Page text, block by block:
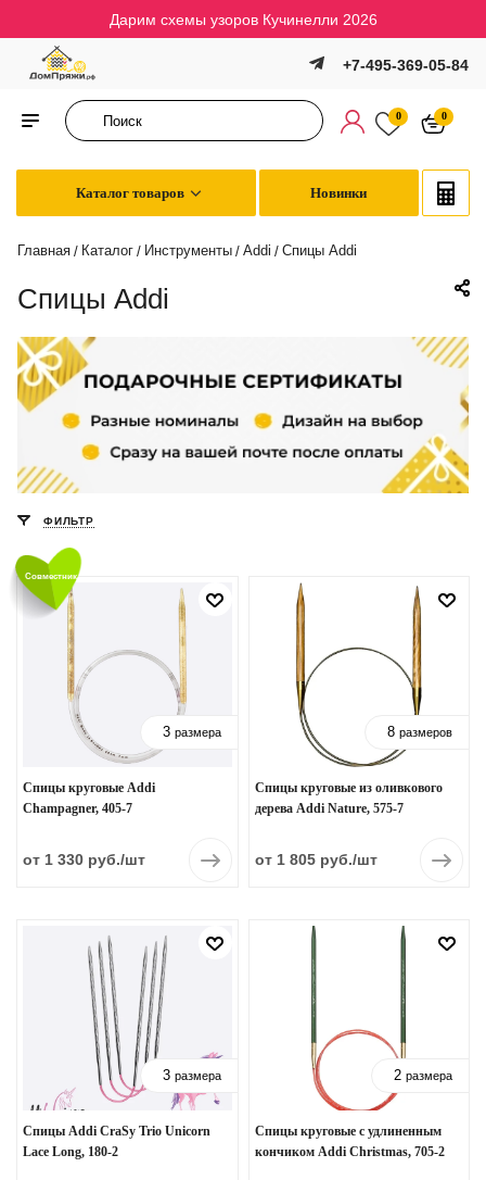
Дарим схемы узоров Кучинелли 2026
+7-495-369-05-84
0 0
Каталог товаров Новинки
Главная / Каталог / Инструменты / Addi / Спицы Addi
Спицы Addi
ФИЛЬТР
Совместник
3 размера
Спицы круговые Addi
Champagner, 405-7
от 1 330 руб./шт
8 размеров
Спицы круговые из оливкового
дерева Addi Nature, 575-7
от 1 805 руб./шт
3 размера
Спицы Addi CraSy Trio Unicorn
Lace Long, 180-2
2 размера
Спицы круговые с удлиненным
кончиком Addi Christmas, 705-2